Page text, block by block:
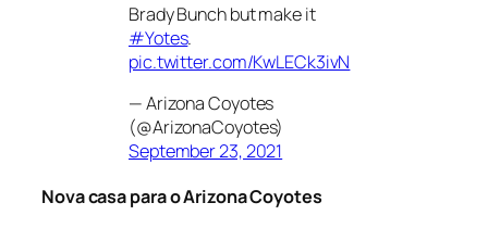
Brady Bunch but make it
#Yotes.
pic.twitter.com/KwLECk3ivN
— Arizona Coyotes
(@ArizonaCoyotes)
September 23, 2021
Nova casa para o Arizona Coyotes